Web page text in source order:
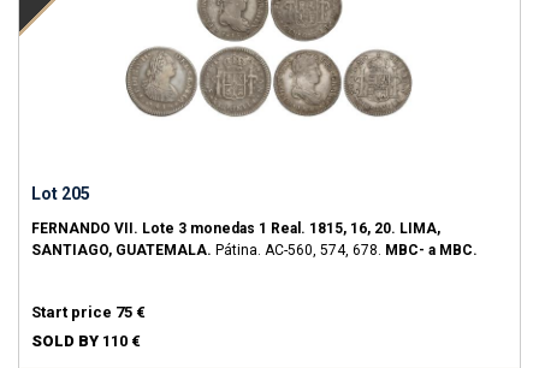
Lot 205
FERNANDO VII. Lote 3 monedas 1 Real. 1815, 16, 20. LIMA,
SANTIAGO, GUATEMALA. Pátina. AC-560, 574, 678. MBC- a MBC.
Start price 75 €
SOLD BY 110 €